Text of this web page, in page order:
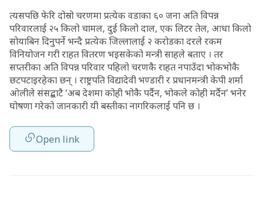
त्यसपछि फेरि दोस्रो चरणमा प्रत्येक वडाका ६० जना अति विपन्न
परिवारलाई २५ किलो चामल, दुई किलो दाल, एक लिटर तेल, आधा किलो
सोयाबिन दिनुपर्ने भन्दै प्रत्येक जिल्लालाई २ करोडका दरले रकम
विनियोजन गरी राहत वितरण भइसकेको मन्त्री साहले बताए । तर
सप्तरीका अति विपन्न परिवार पहिलो चरणकै राहत नपाउँदा भोकभोकै
छटपटाइरहेका छन् । राष्ट्रपति विद्यादेवी भण्डारी र प्रधानमन्त्री केपी शर्मा
ओलीले संसद्बाटै ‘अब देशमा कोही भोकै पर्दैन, भोकले कोही मर्दैन’ भनेर
घोषणा गरेको जानकारी यी बस्तीका नागरिकलाई पनि छ ।
Open link